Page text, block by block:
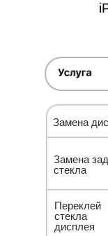
Замена
Замена
стекла
Переклей
стекла
дисплея